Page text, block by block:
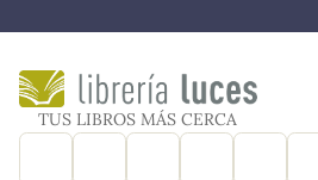
TUS LIBROS MÁS CERCA